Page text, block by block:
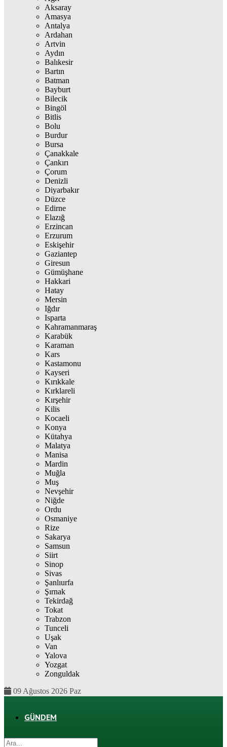
Aksaray
Amasya
Antalya
Ardahan
Artvin
Aydın
Balıkesir
Bartın
Batman
Bayburt
Bilecik
Bingöl
Bitlis
Bolu
Burdur
Bursa
Çanakkale
Çankırı
Çorum
Denizli
Diyarbakır
Düzce
Edirne
Elazığ
Erzincan
Erzurum
Eskişehir
Gaziantep
Giresun
Gümüşhane
Hakkari
Hatay
Mersin
Iğdır
Isparta
Kahramanmaraş
Karabük
Karaman
Kars
Kastamonu
Kayseri
Kırıkkale
Kırklareli
Kırşehir
Kilis
Kocaeli
Konya
Kütahya
Malatya
Manisa
Mardin
Muğla
Muş
Nevşehir
Niğde
Ordu
Osmaniye
Rize
Sakarya
Samsun
Siirt
Sinop
Sivas
Şanlıurfa
Şırnak
Tekirdağ
Tokat
Trabzon
Tunceli
Uşak
Van
Yalova
Yozgat
Zonguldak
09 Ağustos 2026 Paz
GÜNDEM